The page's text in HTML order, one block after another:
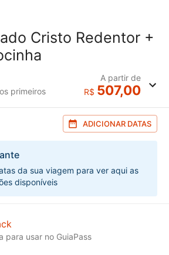
Cristo Redentor +
primeiros
A partir de
R$ 507,00
ADICIONAR DATAS
da sua viagem para ver aqui as
disponíveis
para usar no GuiaPass